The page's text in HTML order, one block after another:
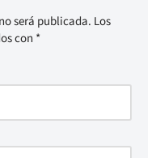
será publicada. Los
con *